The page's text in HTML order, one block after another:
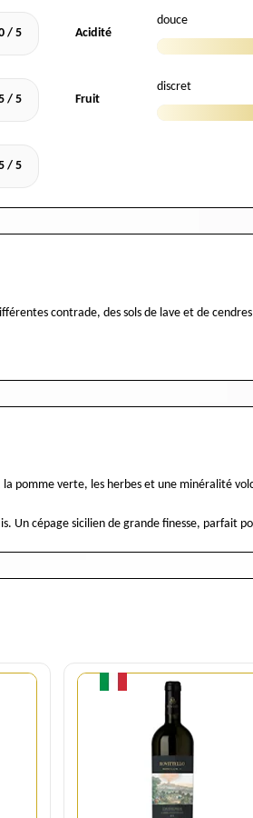
/ 5
Acidité
douce
/ 5
Fruit
discret
/ 5
contrade, des sols de lave et de
pomme verte, les herbes et une minéralité
Un cépage sicilien de grande finesse, parfait
Quantité